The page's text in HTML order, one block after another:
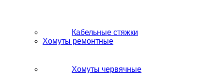
Кабельные стяжки
Хомуты ремонтные
Хомуты червячные